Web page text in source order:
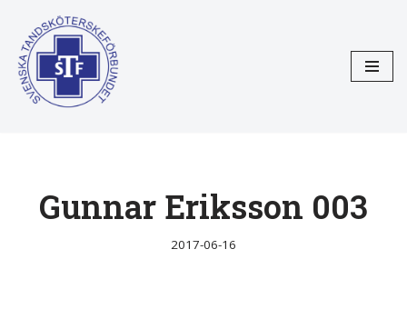
Hoppa
till
innehåll
Gunnar Eriksson 003
2017-06-16